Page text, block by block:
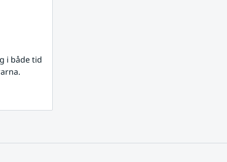
i både tid